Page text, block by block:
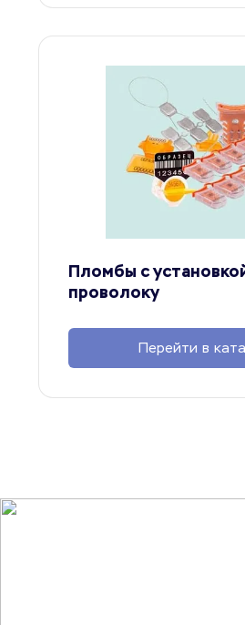
Пломбы с
проволоку
Перейти в